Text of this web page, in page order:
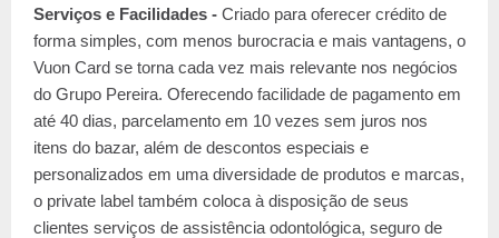
Serviços e Facilidades - Criado para oferecer crédito de
forma simples, com menos burocracia e mais vantagens, o
Vuon Card se torna cada vez mais relevante nos negócios
do Grupo Pereira. Oferecendo facilidade de pagamento em
até 40 dias, parcelamento em 10 vezes sem juros nos
itens do bazar, além de descontos especiais e
personalizados em uma diversidade de produtos e marcas,
o private label também coloca à disposição de seus
clientes serviços de assistência odontológica, seguro de